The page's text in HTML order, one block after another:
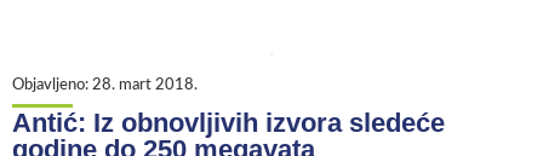
Objavljeno: 28. mart 2018.
Antić: Iz obnovljivih izvora sledeće
godine do 250 megavata